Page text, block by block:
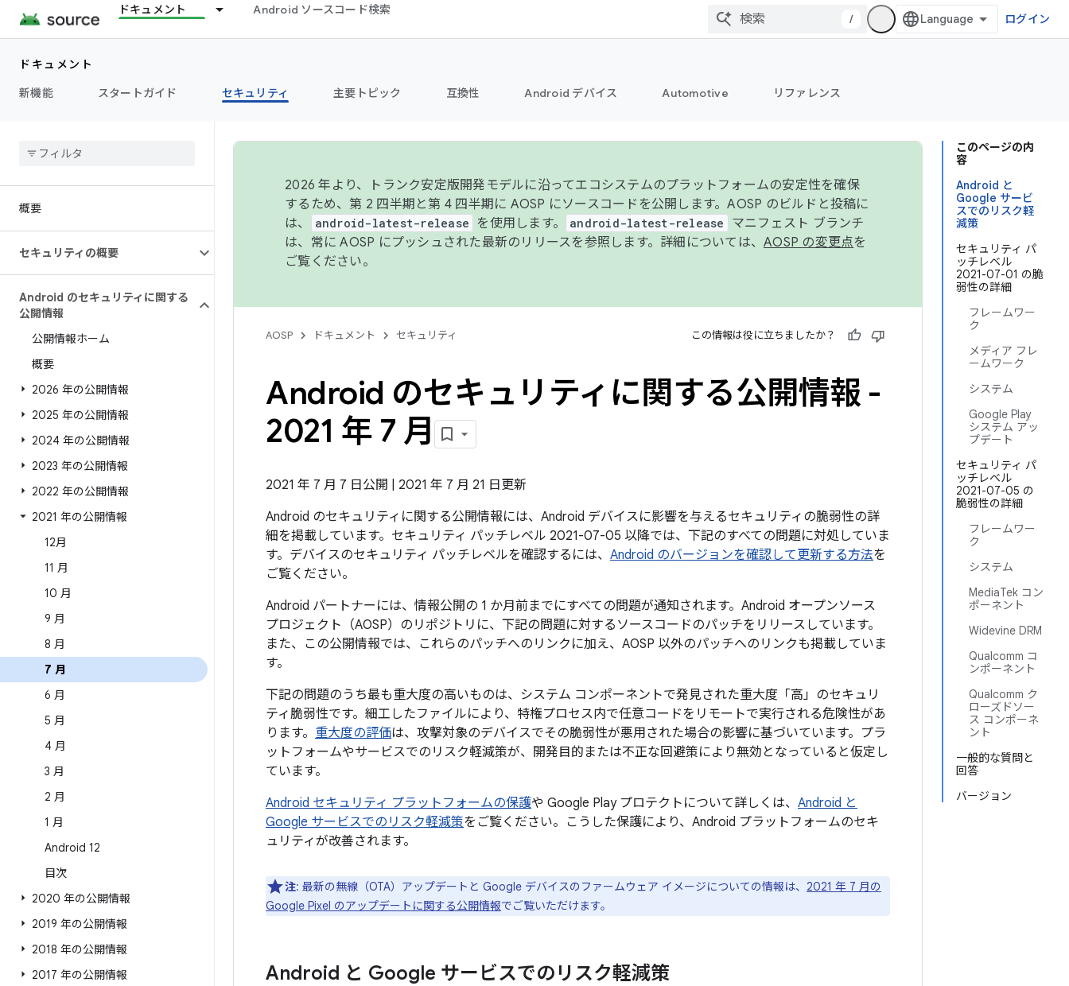
ドキュメント Android ソースコード検索
/ ログイン
ドキュメント
新機能
スタートガイド セキュリティ 主要トピック 互換性 Android デバイス Automotive リファレンス
概要
セキュリティの概要
Android のセキュリティに関する
公開情報
公開情報ホーム
概要
2026 年の公開情報
2025 年の公開情報
2024 年の公開情報
2023 年の公開情報
2022 年の公開情報
2021 年の公開情報
12月
11 月
10 月
9 月
8 月
7 月
6 月
5 月
4 月
3 月
2 月
1 月
Android 12
目次
2020 年の公開情報
2019 年の公開情報
2018 年の公開情報
2017 年の公開情報
このページの内
容
Android と
Google サービ
スでのリスク軽
減策
セキュリティ パ
ッチレベル
2021-07-01 の脆
弱性の詳細
フレームワー
ク
メディア フレ
ームワーク
システム
Google Play
システム アッ
プデート
セキュリティ パ
ッチレベル
2021-07-05 の
脆弱性の詳細
フレームワー
ク
システム
MediaTek コン
ポーネント
Widevine DRM
Qualcomm コ
ンポーネント
Qualcomm ク
ローズドソー
ス コンポーネ
ント
一般的な質問と
回答
バージョン
2026 年より、トランク安定版開発モデルに沿ってエコシステムのプラットフォームの安定性を確保
するため、第 2 四半期と第 4 四半期に AOSP にソースコードを公開します。AOSP のビルドと投稿に
は、
android-latest-release を使用します。 android-latest-release
マニフェスト ブランチ
は、常に AOSP にプッシュされた最新のリリースを参照します。詳細については、 AOSP の変更点を
ご覧ください。
AOSP ドキュメント セキュリティ この情報は役に立ちましたか？
Android のセキュリティに関する公開情報 -
2021 年 7 月
2021 年 7 月 7 日公開 | 2021 年 7 月 21 日更新
Android のセキュリティに関する公開情報には、Android デバイスに影響を与えるセキュリティの脆弱性の詳
細を掲載しています。セキュリティ パッチレベル 2021-07-05 以降では、下記のすべての問題に対処していま
す。デバイスのセキュリティ パッチレベルを確認するには、 Android のバージョンを確認して更新する方法を
ご覧ください。
Android パートナーには、情報公開の 1 か月前までにすべての問題が通知されます。Android オープンソース
プロジェクト（AOSP）のリポジトリに、下記の問題に対するソースコードのパッチをリリースしています。
また、この公開情報では、これらのパッチへのリンクに加え、AOSP 以外のパッチへのリンクも掲載していま
す。
下記の問題のうち最も重大度の高いものは、システム コンポーネントで発見された重大度「高」のセキュリ
ティ脆弱性です。細工したファイルにより、特権プロセス内で任意コードをリモートで実行される危険性があ
ります。 重大度の評価は、攻撃対象のデバイスでその脆弱性が悪用された場合の影響に基づいています。プラ
ットフォームやサービスでのリスク軽減策が、開発目的または不正な回避策により無効となっていると仮定し
ています。
Android セキュリティ プラットフォームの保護や Google Play プロテクトについて詳しくは、 Android と
Google サービスでのリスク軽減策をご覧ください。こうした保護により、Android プラットフォームのセキ
ュリティが改善されます。
注: 最新の無線（OTA）アップデートと Google デバイスのファームウェア イメージについての情報は、 2021 年 7 月の
Google Pixel のアップデートに関する公開情報でご覧いただけます。
Android と Google サービスでのリスク軽減策